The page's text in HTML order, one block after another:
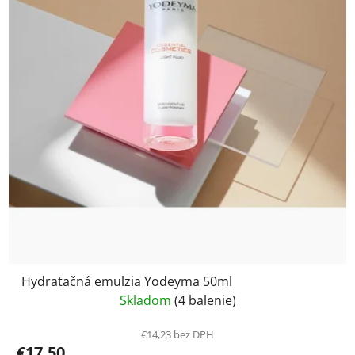
Hydratačná emulzia Yodeyma 50ml
Skladom (4 balenie)
€14,23 bez DPH